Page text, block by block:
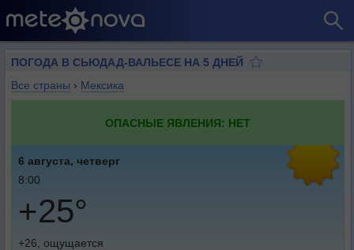
ПОГОДА В СЬЮДАД-ВАЛЬЕСЕ НА 5 ДНЕЙ
Все страны › Мексика
ОПАСНЫЕ ЯВЛЕНИЯ: НЕТ
6 августа, четверг
8:00
+25°
+26, ощущается